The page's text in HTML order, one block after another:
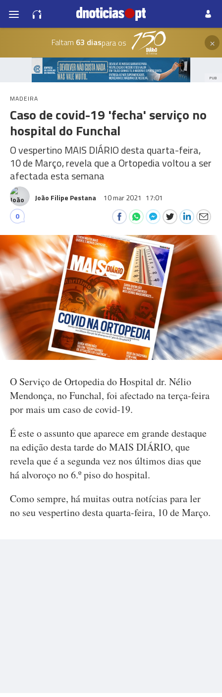
Faltam 63 diaspara os ×
PUB
MADEIRA
Caso de covid-19 'fecha' serviço no
hospital do Funchal
O vespertino MAIS DIÁRIO desta quarta-feira,
10 de Março, revela que a Ortopedia voltou a ser
afectada esta semana
João Filipe Pestana 10 mar 2021 17:01
0
O Serviço de Ortopedia do Hospital dr. Nélio
Mendonça, no Funchal, foi afectado na terça-feira
por mais um caso de covid-19.
É este o assunto que aparece em grande destaque
na edição desta tarde do MAIS DIÁRIO, que
revela que é a segunda vez nos últimos dias que
há alvoroço no 6.º piso do hospital.
Como sempre, há muitas outra notícias para ler
no seu vespertino desta quarta-feira, 10 de Março.